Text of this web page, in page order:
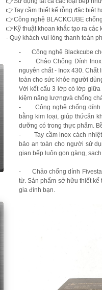
👉Tay cầm thiết kế rỗng đặc biệt
👉Công nghệ BLACKCUBE
👉Kỹ thuật khoan khắc tạo ra
- Quý khách vui lòng thanh toán
- Công nghệ Blackcube
- Chảo Chống Dính Inox
nguyên chất - Inox 430.
toàn cho sức khỏe người
Với kết cấu 3 lớp có lớp giữa
kiệm năng lượngvà chống
- Công nghệ chống dính
bằng kim loại, giúp thứcăn
dưỡng có trong thực phẩm.
- Tay cầm inox cách nhiệt
bảo an toàn cho người sử
gian bếp luôn gọn gàng,
- Chảo chống dính Fivestar
từ. Sản phẩm sở hữu thiết kế
gia đình bạn.